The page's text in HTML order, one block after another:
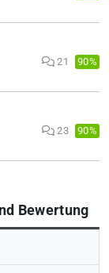
21 90%
23 90%
Bewertung